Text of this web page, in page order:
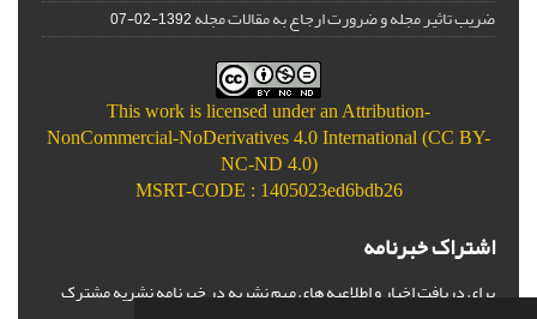
ضریب تاثیر مجله و ضرورت ارجاع به مقالات مجله1392-02-07
This work is licensed under an Attribution-
NonCommercial-NoDerivatives 4.0 International (CC BY-
NC-ND 4.0)
MSRT-CODE : 1405023ed6bdb26
اشتراک خبرنامه
برای دریافت اخبار و اطلاعیه های مهم نشریه در خبرنامه نشریه مشترک